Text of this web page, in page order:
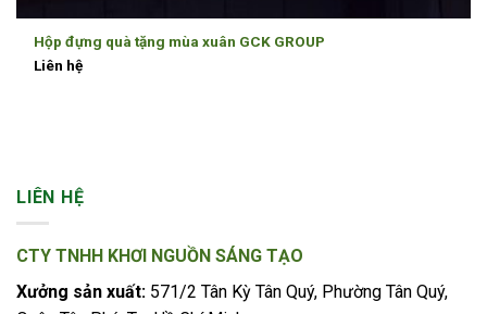
Hộp đựng quà tặng mùa xuân GCK GROUP
Liên hệ
LIÊN HỆ
CTY TNHH KHƠI NGUỒN SÁNG TẠO
Xưởng sản xuất: 571/2 Tân Kỳ Tân Quý, Phường Tân Quý,